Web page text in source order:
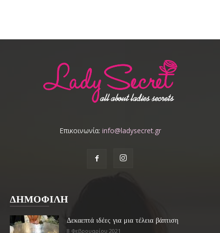
Επικοινωνία: info@ladysecret.gr
ΔΗΜΟΦΙΛΗ
Δεκαεπτά ιδέες για μια τέλεια βάπτιση
8 Φεβρουαρίου 2021